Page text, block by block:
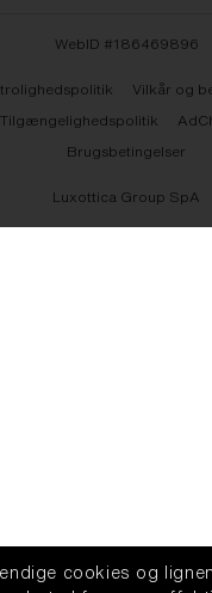
WebID #186469896
Vilkår og
Tilgængelighedspolitik
Brugsbetingelser
Luxottica Group SpA
cookies og